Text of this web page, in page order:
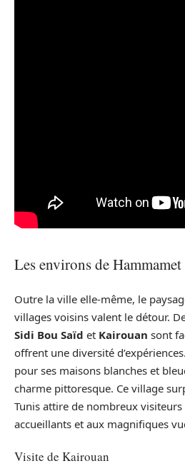
Les environs de
Outre la ville elle-même, le
villages voisins valent le détour.
Sidi Bou Saïd et Kairouan sont
offrent une diversité
pour ses maisons blanches et
charme pittoresque. Ce village
Tunis attire de nombreux visiteurs
accueillants et aux magnifiques
Visite de Kairouan